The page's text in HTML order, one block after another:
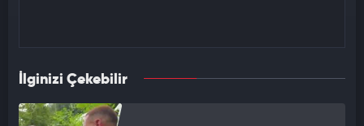
İlginizi Çekebilir